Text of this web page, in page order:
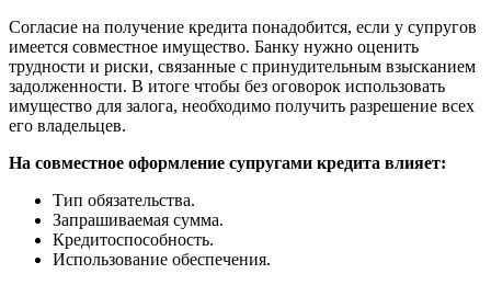
Согласие на получение кредита понадобится, если у супругов
имеется совместное имущество. Банку нужно оценить
трудности и риски, связанные с принудительным взысканием
задолженности. В итоге чтобы без оговорок использовать
имущество для залога, необходимо получить разрешение всех
его владельцев.
На совместное оформление супругами кредита влияет:
Тип обязательства.
Запрашиваемая сумма.
Кредитоспособность.
Использование обеспечения.